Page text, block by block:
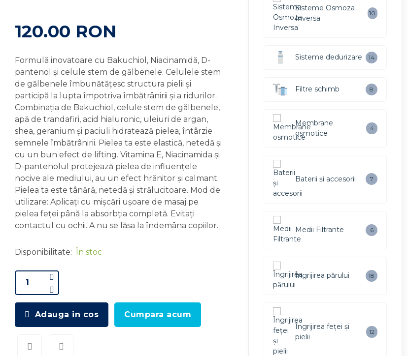
120.00 RON
Formulă inovatoare cu Bakuchiol, Niacinamidă, D-
pantenol și celule stem de gălbenele. Celulele stem
de gălbenele îmbunătățesc structura pielii și
participă la lupta împotriva îmbătrânirii și a ridurilor.
Combinația de Bakuchiol, celule stem de gălbenele,
apă de trandafiri, acid hialuronic, uleiuri de argan,
shea, geranium și paciuli hidratează pielea, întârzie
semnele îmbătrânirii. Pielea ta este elastică, netedă și
cu un bun efect de lifting. Vitamina E, Niacinamida și
D-pantenolul protejează pielea de influențele
nocive ale mediului, au un efect hrănitor și calmant.
Pielea ta este tânără, netedă și strălucitoare. Mod de
utilizare: Aplicați cu mișcări ușoare de masaj pe
pielea feței până la absorbția completă. Evitați
contactul cu ochii. A nu se lăsa la îndemâna copiilor.
Disponibilitate: În stoc
Adauga in cos Cumpara acum
Sisteme Osmoza
Inversa
10
Sisteme dedurizare 14
Filtre schimb 8
Membrane
osmotice
4
Baterii și accesorii 7
Medii Filtrante 6
Îngrijirea părului 18
Îngrijirea feței și
pielii
12